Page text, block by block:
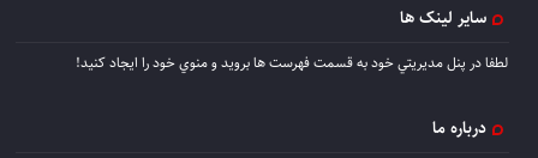
سایر لینک ها
لطفا در پنل مديريتي خود به قسمت فهرست ها برويد و منوي خود را ايجاد كنيد!
درباره ما